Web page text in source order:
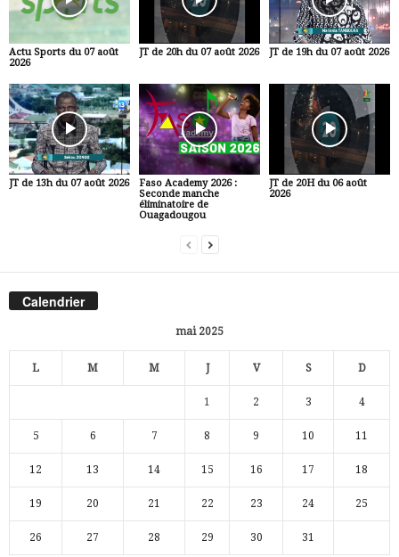
Actu Sports du 07 août
2026
JT de 20h du 07 août 2026 JT de 19h du 07 août 2026
JT de 13h du 07 août 2026
Faso Academy 2026 :
Seconde manche
éliminatoire de
Ouagadougou
JT de 20H du 06 août
2026
Calendrier
mai 2025
L M M J V S D
1 2 3 4
5 6 7 8 9 10 11
12 13 14 15 16 17 18
19 20 21 22 23 24 25
26 27 28 29 30 31